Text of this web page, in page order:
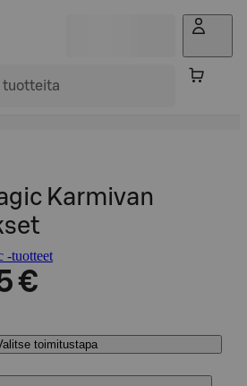
Karmivan
-tuotteet
€
toimitustapa